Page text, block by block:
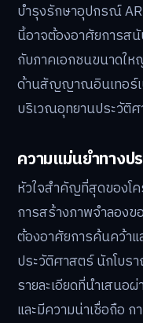
บำรุงรักษาอุปกรณ์
นี้อาจต้องอาศัยการส
กับภาคเอกชนขนาดใ
ด้านสัญญาณอินเทอร์เ
บริเวณอุทยานประวัติ
ความแม่นยำทางป
หัวใจสำคัญที่สุดของโ
การสร้างภาพจำลองข
ต้องอาศัยการค้นคว้าแ
ประวัติศาสตร์ นักโบร
รายละเอียดที่นำเสนอ
และมีความน่าเชื่อถือ